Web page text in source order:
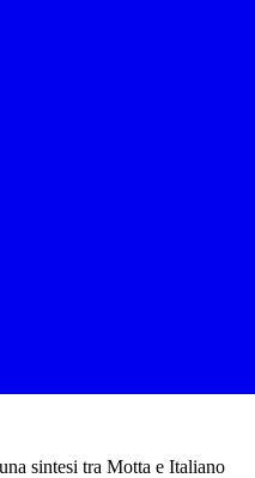
sintesi tra Motta e Italiano